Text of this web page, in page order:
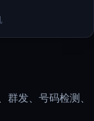
发、号码检测、